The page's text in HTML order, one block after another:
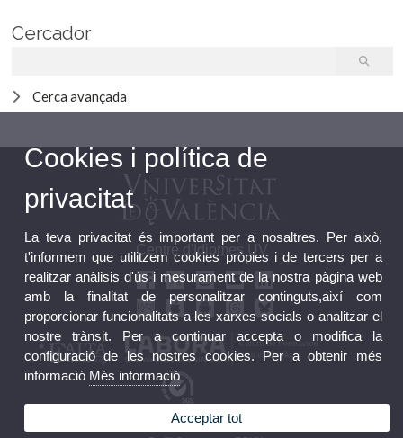
Cercador
Cerca avançada
Centre d'Idiomes UV
Bústia FGUV
Cookies i política de
privacitat
La teva privacitat és important per a nosaltres. Per això,
t'informem que utilitzem cookies pròpies i de tercers per a
realitzar anàlisis d'ús i mesurament de la nostra pàgina web
amb la finalitat de personalitzar continguts,així com
proporcionar funcionalitats a les xarxes socials o analitzar el
nostre trànsit. Per a continuar accepta o modifica la
configuració de les nostres cookies. Per a obtenir més
informació Més informació
Acceptar tot